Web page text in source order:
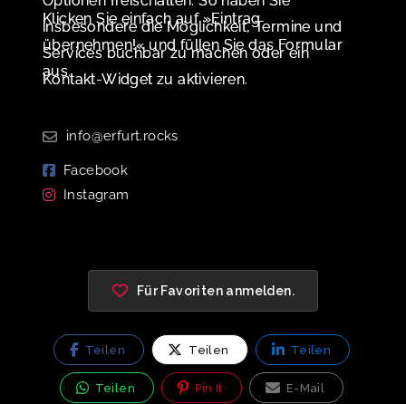
insbesondere die Möglichkeit, Termine und
Services buchbar zu machen oder ein
Kontakt-Widget zu aktivieren.
Klicken Sie einfach auf »Eintrag
übernehmen!« und füllen Sie das Formular
aus.
info@erfurt.rocks
Facebook
Instagram
Für Favoriten anmelden.
Teilen Teilen Teilen
Teilen Pin It E-Mail